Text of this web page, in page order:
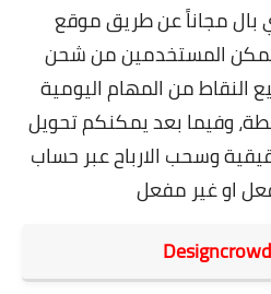
بال مجاناً عن طريقموقع
يمكن المستخدمين من شحن
النقاط من المهام اليومية
وفيما بعد يمكنكم تحويل
وسحب الارباح عبر حساب
او غير مفعل